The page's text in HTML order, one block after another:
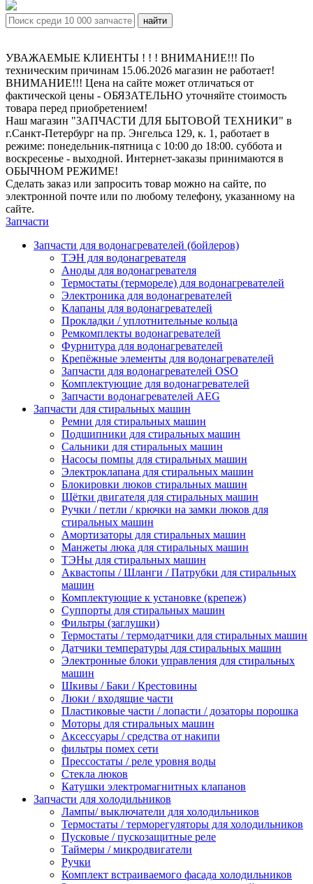
УВАЖАЕМЫЕ КЛИЕНТЫ ! ! ! ВНИМАНИЕ!!! По
техническим причинам 15.06.2026 магазин не работает!
ВНИМАНИЕ!!! Цена на сайте может отличаться от
фактической цены - ОБЯЗАТЕЛЬНО уточняйте стоимость
товара перед приобретением!
Наш магазин "ЗАПЧАСТИ ДЛЯ БЫТОВОЙ ТЕХНИКИ" в
г.Санкт-Петербург на пр. Энгельса 129, к. 1, работает в
режиме: понедельник-пятница с 10:00 до 18:00. суббота и
воскресенье - выходной. Интернет-заказы принимаются в
ОБЫЧНОМ РЕЖИМЕ!
Сделать заказ или запросить товар можно на сайте, по
электронной почте или по любому телефону, указанному на
сайте.
Запчасти
Запчасти для водонагревателей (бойлеров)
ТЭН для водонагревателя
Аноды для водонагревателя
Термостаты (термореле) для водонагревателей
Электроника для водонагревателей
Клапаны для водонагревателей
Прокладки / уплотнительные кольца
Ремкомплекты водонагревателей
Фурнитура для водонагревателей
Крепёжные элементы для водонагревателей
Запчасти для водонагревателей OSO
Комплектующие для водонагревателей
Запчасти водонагревателей AEG
Запчасти для стиральных машин
Ремни для стиральных машин
Подшипники для стиральных машин
Сальники для стиральных машин
Насосы помпы для стиральных машин
Электроклапана для стиральных машин
Блокировки люков стиральных машин
Щётки двигателя для стиральных машин
Ручки / петли / крючки на замки люков для
стиральных машин
Амортизаторы для стиральных машин
Манжеты люка для стиральных машин
ТЭНы для стиральных машин
Аквастопы / Шланги / Патрубки для стиральных
машин
Комплектующие к установке (крепеж)
Суппорты для стиральных машин
Фильтры (заглушки)
Термостаты / термодатчики для стиральных машин
Датчики температуры для стиральных машин
Электронные блоки управления для стиральных
машин
Шкивы / Баки / Крестовины
Люки / входящие части
Пластиковые части / лопасти / дозаторы порошка
Моторы для стиральных машин
Аксессуары / средства от накипи
фильтры помех сети
Прессостаты / реле уровня воды
Стекла люков
Катушки электромагнитных клапанов
Запчасти для холодильников
Лампы/ выключатели для холодильников
Термостаты / терморегуляторы для холодильников
Пусковые / пускозащитные реле
Таймеры / микродвигатели
Ручки
Комплект встраиваемого фасада холодильников